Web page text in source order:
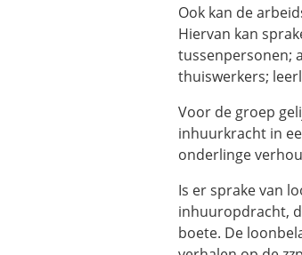
Ook kan de
Hiervan kan
tussenpersonen;
thuiswerkers;
Voor de groep
inhuurkracht in
onderlinge
Is er sprake van
inhuuropdracht,
boete. De